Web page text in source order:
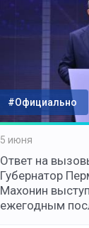
#Официально
5 июня
Ответ на
Губернатор
Махонин
ежегодным